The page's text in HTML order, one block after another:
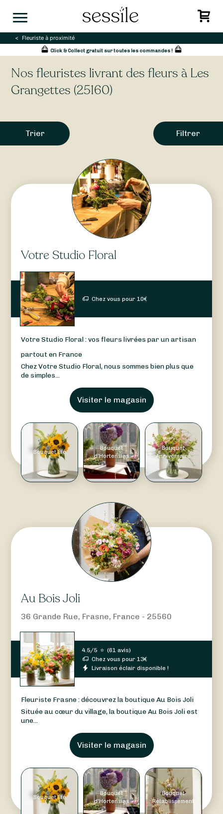
Fleuriste à proximité
Click & Collect gratuit sur toutes les commandes !
Nos fleuristes livrant des fleurs à Les
Grangettes (25160)
Trier Filtrer
Votre Studio Floral
Chez vous pour10€
Votre Studio Floral : vos fleurs livrées par un artisan
partout en France
Chez Votre Studio Floral, nous sommes bien plus que
de simples...
Visiter le magasin
Bouquet Été
Bouquet
d'Hortensias
Bouquet
Anniversaire
Au Bois Joli
36 Grande Rue, Frasne, France - 25560
4.5/5 ⭐ (61 avis)
Chez vous pour13€
Livraison éclair disponible !
Fleuriste Frasne : découvrez la boutique Au Bois Joli
Située au cœur du village, la boutique Au Bois Joli est
une...
Visiter le magasin
Bouquet Été
Bouquet
d'Hortensias
Bouquet
Rétablissement